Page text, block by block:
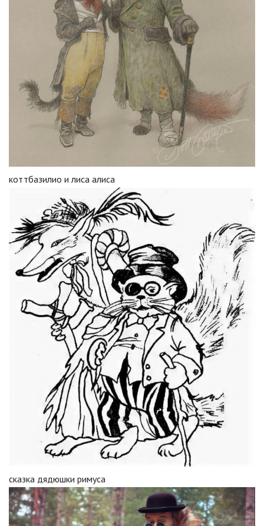
коттбазилио и лиса алиса
сказка дядюшки римуса